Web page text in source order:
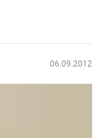
06.09.2012